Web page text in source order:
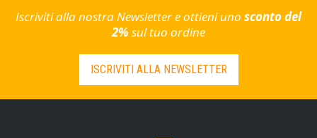
Iscriviti alla nostra Newsletter e ottieni uno sconto del
2% sul tuo ordine
ISCRIVITI ALLA NEWSLETTER